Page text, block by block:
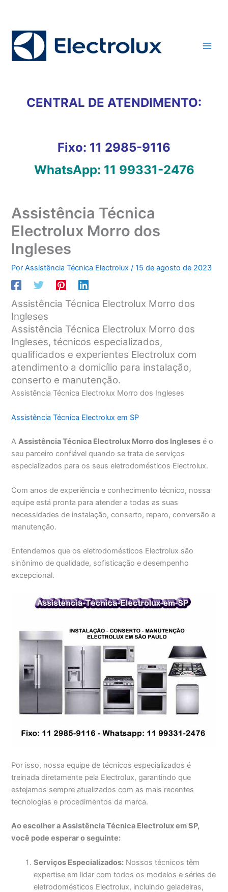
conteúdo
CENTRAL DE ATENDIMENTO:
Fixo: 11 2985-9116
WhatsApp: 11 99331-2476
Assistência Técnica
Electrolux Morro dos
Ingleses
PorAssistência Técnica Electrolux/15 de agosto de 2023
Assistência Técnica Electrolux Morro dos
Ingleses
Assistência Técnica Electrolux Morro dos
Ingleses, técnicos especializados,
qualificados e experientes Electrolux com
atendimento a domicílio para instalação,
conserto e manutenção.
Assistência Técnica Electrolux Morro dos Ingleses
Assistência Técnica Electrolux em SP
AAssistência Técnica Electrolux Morro dos Ingleses é o
seu parceiro confiável quando se trata de serviços
especializados para os seus eletrodomésticos Electrolux.
Com anos de experiência e conhecimento técnico, nossa
equipe está pronta para atender a todas as suas
necessidades de instalação, conserto, reparo, conversão e
manutenção.
Entendemos que os eletrodomésticos Electrolux são
sinônimo de qualidade, sofisticação e desempenho
excepcional.
Por isso, nossa equipe de técnicos especializados é
treinada diretamente pela Electrolux, garantindo que
estejamos sempre atualizados com as mais recentes
tecnologias e procedimentos da marca.
Ao escolher a Assistência Técnica Electrolux em SP,
você pode esperar o seguinte:
Serviços Especializados: Nossos técnicos têm
expertise em lidar com todos os modelos e séries de
eletrodomésticos Electrolux, incluindo geladeiras,